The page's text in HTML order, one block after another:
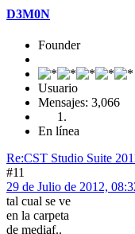
D3M0N
Founder
Usuario
Mensajes: 3,066
En línea
Re:CST Studio Suite
#11
29 de Julio de 2012,
tal cual se ve
en la carpeta
de mediaf..